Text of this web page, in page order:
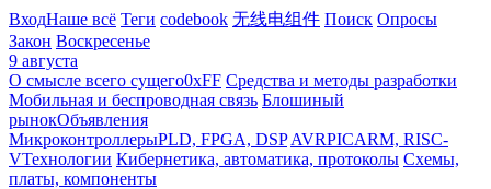
ВходНаше всё Теги codebook 无线电组件 Поиск Опросы
Закон Воскресенье
9 августа
О смысле всего сущего0xFF Средства и методы разработки
Мобильная и беспроводная связь Блошиный
рынокОбъявления
МикроконтроллерыPLD, FPGA, DSP AVRPICARM, RISC-
VТехнологии Кибернетика, автоматика, протоколы Схемы,
платы, компоненты